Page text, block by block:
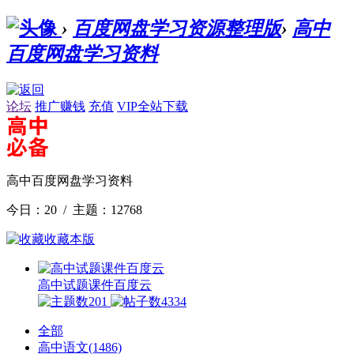
› 百度网盘学习资源整理版› 高中
百度网盘学习资料
论坛 推广赚钱 充值 VIP全站下载
高中百度网盘学习资料
今日：20 / 主题：12768
收藏本版
高中试题课件百度云
201
4334
全部
高中语文(1486)